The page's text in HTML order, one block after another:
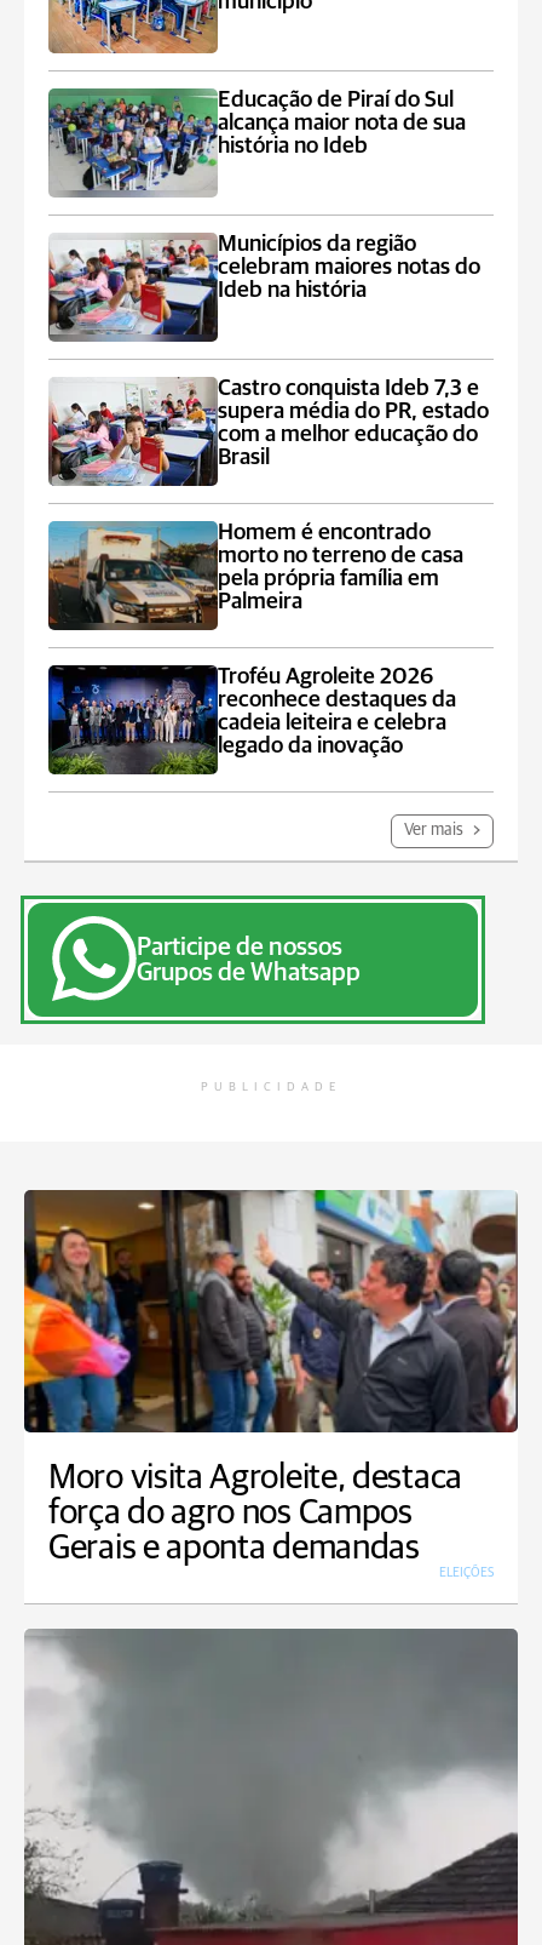
Educação de Piraí do Sul
alcança maior nota de sua
história no Ideb
Municípios da região
celebram maiores notas do
Ideb na história
Castro conquista Ideb 7,3 e
supera média do PR, estado
com a melhor educação do
Brasil
Homem é encontrado
morto no terreno de casa
pela própria família em
Palmeira
Troféu Agroleite 2026
reconhece destaques da
cadeia leiteira e celebra
legado da inovação
Ver mais
Participe de nossos
Grupos de Whatsapp
PUBLICIDADE
Moro visita Agroleite, destaca
força do agro nos Campos
Gerais e aponta demandas
ELEIÇÕES